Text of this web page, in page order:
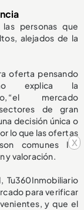
x
personas que
alejados de la
oferta pensando
explica la
“el mercado
de gran
decisión única o
lo que las ofertas
comunes los
y valoración.
Tu360Inmobiliario
para verificar
y que el